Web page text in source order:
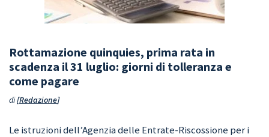
Rottamazione quinquies, prima rata in
scadenza il 31 luglio: giorni di tolleranza e
come pagare
di Redazione
Le istruzioni dell’Agenzia delle Entrate-Riscossione per i